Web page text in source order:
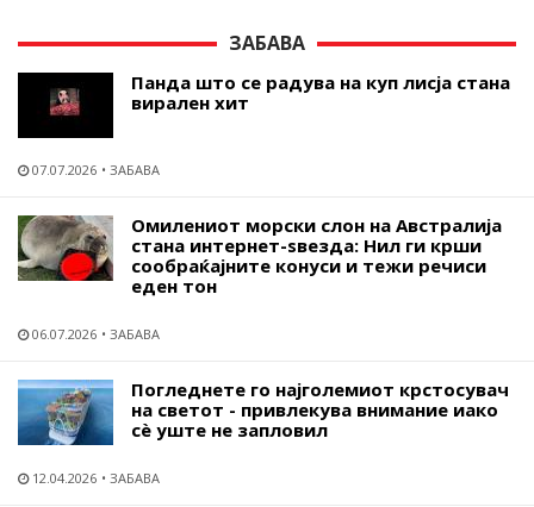
ЗАБАВА
Панда што се радува на куп лисја стана
вирален хит
07.07.2026 ЗАБАВА
Омилениот морски слон на Австралија
стана интернет-ѕвезда: Нил ги крши
сообраќајните конуси и тежи речиси
еден тон
06.07.2026 ЗАБАВА
Погледнете го најголемиот крстосувач
на светот - привлекува внимание иако
сѐ уште не запловил
12.04.2026 ЗАБАВА